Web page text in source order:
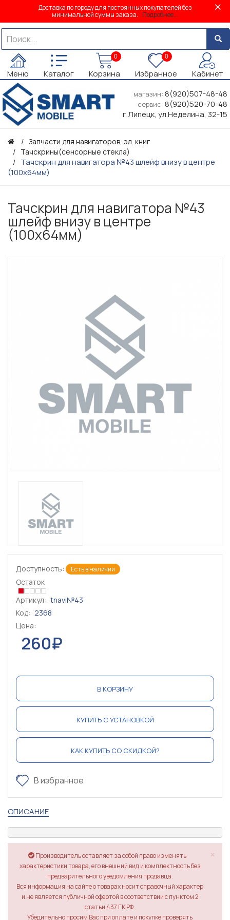
Доставка по городу для постоянных покупателей без
минимальной суммы заказа. Подробнее...
Меню Каталог
0
Корзина
0
Избранное Кабинет
магазин: 8(920)507-48-48
сервис: 8(920)520-70-48
г.Липецк, ул.Неделина, 32-15
Запчасти для навигаторов, эл. книг
Тачскрины(сенсорные стекла)
Тачскрин для навигатора №43 шлейф внизу в центре
(100х64мм)
Тачскрин для навигатора №43
шлейф внизу в центре
(100х64мм)
Доступность: Есть в наличии
Остаток
Артикул: tnavi№43
Код: 2368
Цена:
260₽
В КОРЗИНУ
КУПИТЬ С УСТАНОВКОЙ
КАК КУПИТЬ СО СКИДКОЙ?
В избранное
ОПИСАНИЕ
×
Производитель оставляет за собой право изменять
характеристики товара, его внешний вид и комплектность без
предварительного уведомления продавца.
Вся информация на сайте о товарах носит справочный характер
и не является публичной офертой в соответствии с пунктом 2
статьи 437 ГК РФ.
Убедительно просим Вас при оплате и покупке проверять